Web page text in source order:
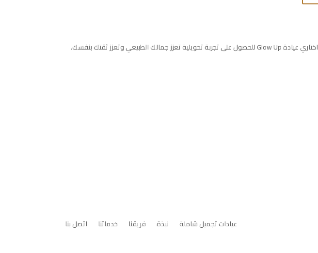
اختاري عيادة Glow Up للحصول على تجربة تحويلية تعزز جمالك الطبيعي وتعزز ثقتك بنفسك.
عيادات تجميل شاملة نبذة فريقنا خدماتنا اتصل بنا